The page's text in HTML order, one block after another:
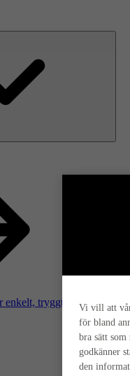
Vi vill att
för bland
bra sätt
godkänner
den
tryggt och smart.